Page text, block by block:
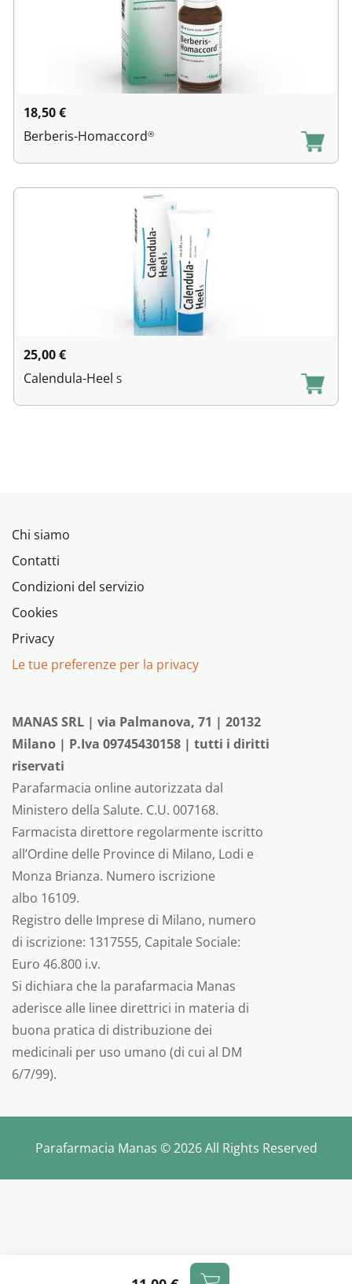
18,50€
Berberis-Homaccord®
25,00€
Calendula-HeelS
Chi siamo
Contatti
Condizioni del servizio
Cookies
Privacy
Le tue preferenze per la privacy
MANAS SRL | via Palmanova, 71 | 20132
Milano | P.Iva 09745430158 | tutti i diritti
riservati
Parafarmacia online autorizzata dal
Ministero della Salute. C.U. 007168.
Farmacista direttore regolarmente iscritto
all’Ordine delle Province di Milano, Lodi e
Monza Brianza. Numero iscrizione
albo 16109.
Registro delle Imprese di Milano, numero
di iscrizione: 1317555, Capitale Sociale:
Euro 46.800 i.v.
Si dichiara che la parafarmacia Manas
aderisce alle linee direttrici in materia di
buona pratica di distribuzione dei
medicinali per uso umano (di cui al DM
6/7/99).
Parafarmacia Manas © 2026 All Rights Reserved